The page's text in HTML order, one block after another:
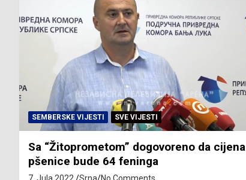
SEMBERSKE VIJESTI SVE VIJESTI
Sa “Žitoprometom” dogovoreno da cijena
pšenice bude 64 feninga
7. Jula 2022. Srna No Comments